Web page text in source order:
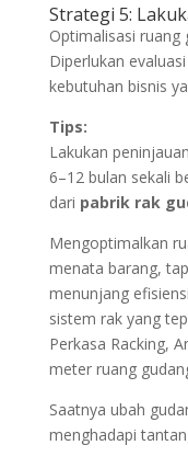
Strategi 5:
Optimalisasi ruang
Diperlukan
kebutuhan bisnis
Tips:
Lakukan
6–12 bulan sekali
dari pabrik rak
Mengoptimalkan
menata barang,
menunjang
sistem rak yang
Perkasa Racking,
meter ruang
Saatnya ubah
menghadapi